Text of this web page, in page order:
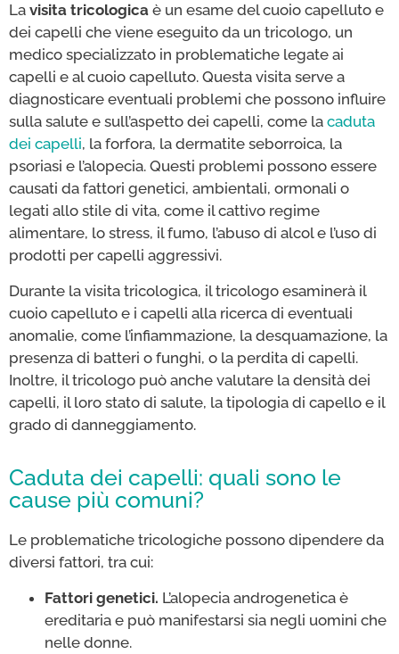
La visita tricologica è un esame del cuoio capelluto e
dei capelli che viene eseguito da un tricologo, un
medico specializzato in problematiche legate ai
capelli e al cuoio capelluto. Questa visita serve a
diagnosticare eventuali problemi che possono influire
sulla salute e sull’aspetto dei capelli, come la caduta
dei capelli, la forfora, la dermatite seborroica, la
psoriasi e l’alopecia. Questi problemi possono essere
causati da fattori genetici, ambientali, ormonali o
legati allo stile di vita, come il cattivo regime
alimentare, lo stress, il fumo, l’abuso di alcol e l’uso di
prodotti per capelli aggressivi.
Durante la visita tricologica, il tricologo esaminerà il
cuoio capelluto e i capelli alla ricerca di eventuali
anomalie, come l’infiammazione, la desquamazione, la
presenza di batteri o funghi, o la perdita di capelli.
Inoltre, il tricologo può anche valutare la densità dei
capelli, il loro stato di salute, la tipologia di capello e il
grado di danneggiamento.
Caduta dei capelli: quali sono le
cause più comuni?
Le problematiche tricologiche possono dipendere da
diversi fattori, tra cui:
Fattori genetici. L’alopecia androgenetica è
ereditaria e può manifestarsi sia negli uomini che
nelle donne.